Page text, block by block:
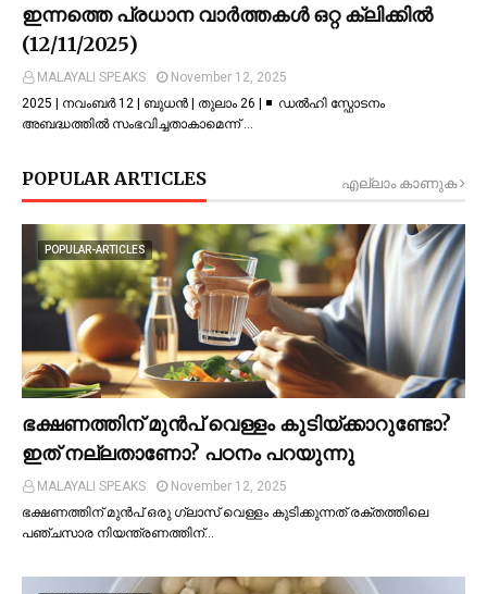
ഇന്നത്തെ പ്രധാന വാർത്തകൾ ഒറ്റ ക്ലിക്കിൽ
(12/11/2025)
MALAYALI SPEAKS
November 12, 2025
2025 | നവംബർ 12 | ബുധൻ | തുലാം 26 | ◾ ഡല്‍ഹി സ്ഫോടനം
അബദ്ധത്തില്‍ സംഭവിച്ചതാകാമെന്ന് …
POPULAR ARTICLES എല്ലാം കാണുക
POPULAR-ARTICLES
ഭക്ഷണത്തിന് മുന്‍പ് വെള്ളം കുടിയ്ക്കാറുണ്ടോ?
ഇത് നല്ലതാണോ? പഠനം പറയുന്നു
MALAYALI SPEAKS
November 12, 2025
ഭക്ഷണത്തിന് മുന്‍പ് ഒരു ഗ്ലാസ് വെള്ളം കുടിക്കുന്നത് രക്തത്തിലെ
പഞ്ചസാര നിയന്ത്രണത്തിന്…